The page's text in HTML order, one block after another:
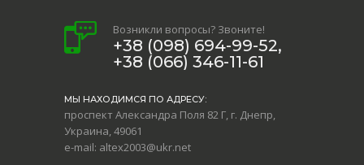
Возникли вопросы? Звоните!
+38 (098) 694-99-52,
+38 (066) 346-11-61
МЫ НАХОДИМСЯ ПО АДРЕСУ:
проспект Александра Поля 82 Г, г. Днепр,
Украина, 49061
e-mail: altex2003@ukr.net